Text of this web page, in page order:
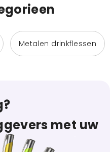
Metalen drinkflessen
met uw